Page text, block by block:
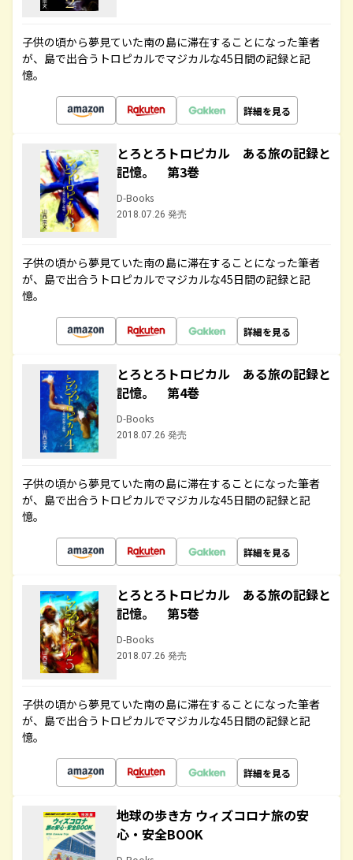
子供の頃から夢見ていた南の島に滞在することになった筆者
が、島で出合うトロピカルでマジカルな45日間の記録と記
憶。
詳細を見る
とろとろトロピカル ある旅の記録と
記憶。 第3巻
D-Books
2018.07.26 発売
子供の頃から夢見ていた南の島に滞在することになった筆者
が、島で出合うトロピカルでマジカルな45日間の記録と記
憶。
詳細を見る
とろとろトロピカル ある旅の記録と
記憶。 第4巻
D-Books
2018.07.26 発売
子供の頃から夢見ていた南の島に滞在することになった筆者
が、島で出合うトロピカルでマジカルな45日間の記録と記
憶。
詳細を見る
とろとろトロピカル ある旅の記録と
記憶。 第5巻
D-Books
2018.07.26 発売
子供の頃から夢見ていた南の島に滞在することになった筆者
が、島で出合うトロピカルでマジカルな45日間の記録と記
憶。
詳細を見る
地球の歩き方 ウィズコロナ旅の安
心・安全BOOK